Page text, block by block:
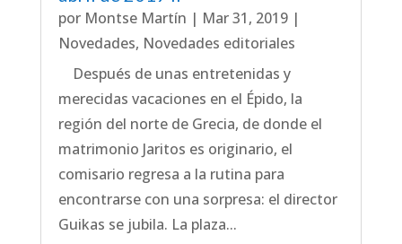
por Montse Martín | Mar 31, 2019|
Novedades, Novedades editoriales
Después de unas entretenidas y
merecidas vacaciones en el Épido, la
región del norte de Grecia, de donde el
matrimonio Jaritos es originario, el
comisario regresa a la rutina para
encontrarse con una sorpresa: el director
Guikas se jubila. La plaza...